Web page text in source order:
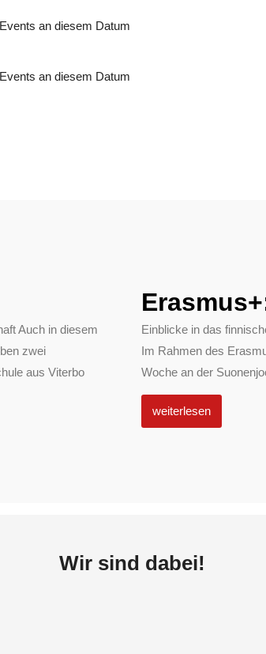
an diesem Datum
an diesem Datum
Auch in diesem
zwei
aus Viterbo
Einblicke in das
Im Rahmen des
Woche an der
weiterlesen
Wir sind dabei!